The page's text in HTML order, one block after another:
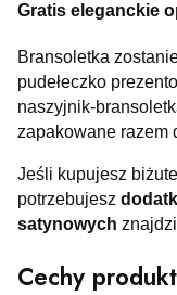
Gratis eleganckie
Bransoletka
pudełeczko
naszyjnik-
zapakowane razem
Jeśli kupujesz
potrzebujesz
satynowych
Cechy